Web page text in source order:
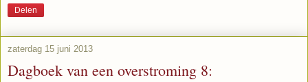
Delen
zaterdag 15 juni 2013
Dagboek van een overstroming 8: